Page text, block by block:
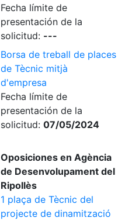
Fecha límite de
presentación de la
solicitud: ---
Borsa de treball de places
de Tècnic mitjà
d'empresa
Fecha límite de
presentación de la
solicitud: 07/05/2024
Oposiciones en Agència
de Desenvolupament del
Ripollès
1 plaça de Tècnic del
projecte de dinamització